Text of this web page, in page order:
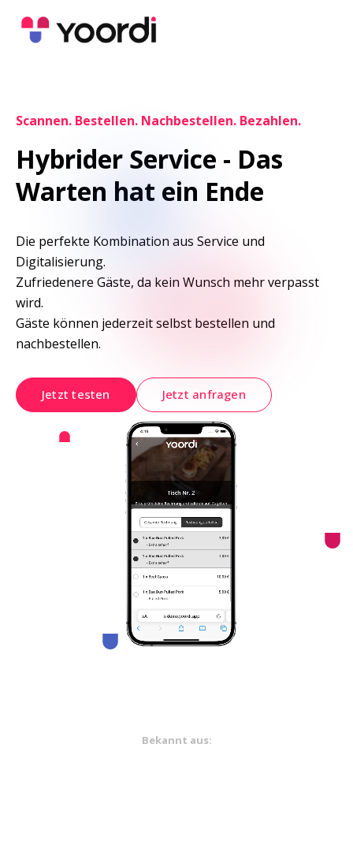
Scannen. Bestellen. Nachbestellen. Bezahlen.
Hybrider Service - Das
Warten hat ein Ende
Die perfekte Kombination aus Service und
Digitalisierung.
Zufriedenere Gäste, da kein Wunsch mehr verpasst
wird.
Gäste können jederzeit selbst bestellen und
nachbestellen.
Jetzt testen Jetzt anfragen
Bekannt aus: